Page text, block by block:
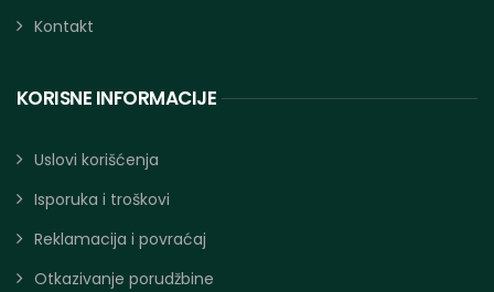
Kontakt
KORISNE INFORMACIJE
Uslovi korišćenja
Isporuka i troškovi
Reklamacija i povraćaj
Otkazivanje porudžbine